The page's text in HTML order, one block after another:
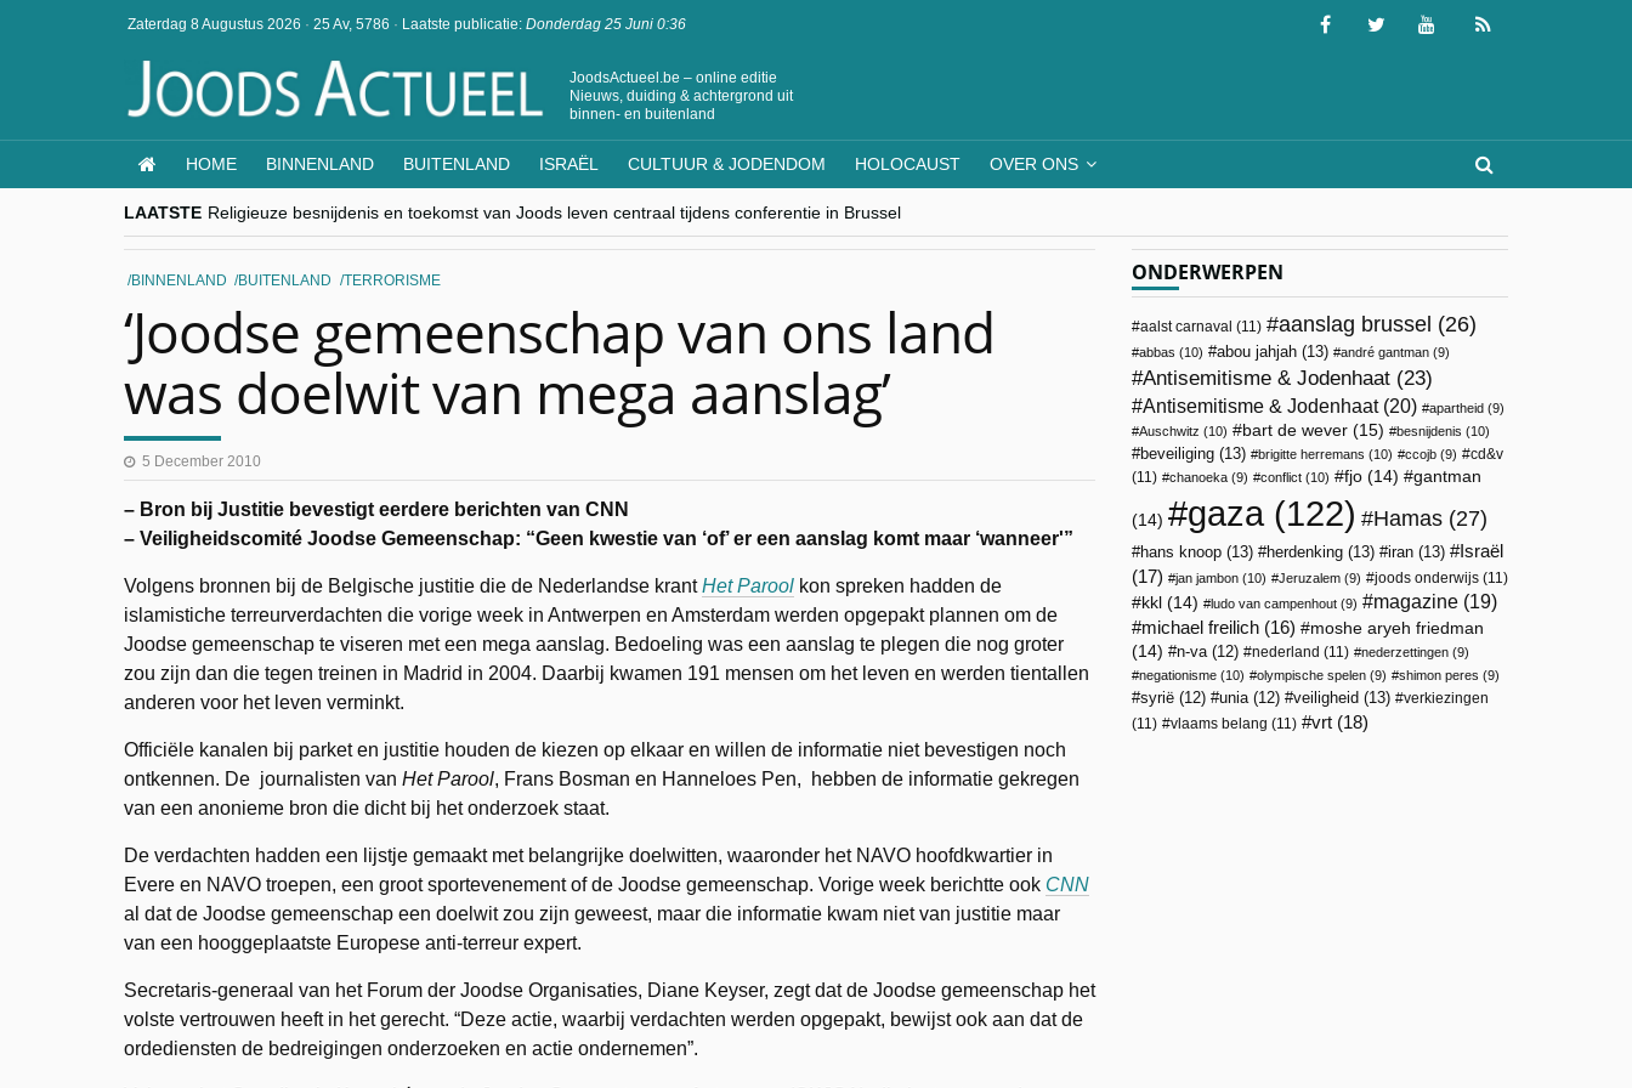
Zaterdag 8 Augustus 2026 · 25 Av, 5786 · Laatste publicatie: Donderdag 25 Juni 0:36
JoodsActueel.be – online editie
Nieuws, duiding & achtergrond uit
binnen- en buitenland
HOME BINNENLAND BUITENLAND ISRAËL CULTUUR & JODENDOM HOLOCAUST OVER ONS
LAATSTE Religieuze besnijdenis en toekomst van Joods leven centraal tijdens conferentie in Brussel
“Besnijdenisdebat toont hoe moeilijk seculiere Westen minderheden begrijpt”, Jinnih Beels (Vooruit)
CITYTRIP | ROEMENIË – Boekarest: de verrassing van Oost-Europa
“Vandaag zit elke Jood in België op de beklaagdenbank”
BINNENLAND BUITENLAND TERRORISME
‘Joodse gemeenschap van ons land
was doelwit van mega aanslag’
5 December 2010
– Bron bij Justitie bevestigt eerdere berichten van CNN
– Veiligheidscomité Joodse Gemeenschap: “Geen kwestie van ‘of’ er een aanslag komt maar ‘wanneer'”
Volgens bronnen bij de Belgische justitie die de Nederlandse krantHet Parool kon spreken hadden de
islamistiche terreurverdachten die vorige week in Antwerpen en Amsterdam werden opgepakt plannen om de
Joodse gemeenschap te viseren met een mega aanslag. Bedoeling was een aanslag te plegen die nog groter
zou zijn dan die tegen treinen in Madrid in 2004. Daarbij kwamen 191 mensen om het leven en werden tientallen
anderen voor het leven verminkt.
Officiële kanalen bij parket en justitie houden de kiezen op elkaar en willen de informatie niet bevestigen noch
ontkennen. De journalisten van Het Parool, Frans Bosman en Hanneloes Pen, hebben de informatie gekregen
van een anonieme bron die dicht bij het onderzoek staat.
De verdachten hadden een lijstje gemaakt met belangrijke doelwitten, waaronder het NAVO hoofdkwartier in
Evere en NAVO troepen, een groot sportevenement of de Joodse gemeenschap. Vorige week berichtte ook CNN
al dat de Joodse gemeenschap een doelwit zou zijn geweest, maar die informatie kwam niet van justitie maar
van een hooggeplaatste Europese anti-terreur expert.
Secretaris-generaal van het Forum der Joodse Organisaties, Diane Keyser, zegt dat de Joodse gemeenschap het
volste vertrouwen heeft in het gerecht. “Deze actie, waarbij verdachten werden opgepakt, bewijst ook aan dat de
ordediensten de bedreigingen onderzoeken en actie ondernemen”.
ONDERWERPEN
aalst carnaval (11) aanslag brussel (26)
abbas (10) abou jahjah (13) andré gantman (9)
Antisemitisme & Jodenhaat (23)
Antisemitisme & Jodenhaat(20) apartheid (9)
Auschwitz (10) bart de wever (15) besnijdenis (10)
beveiliging (13) brigitte herremans (10) ccojb (9)
cd&v
(11)
chanoeka (9) conflict (10) fjo (14) gantman
(14) gaza(122) Hamas (27)
hans knoop (13) herdenking (13) iran (13)
Israël
(17)
jan jambon (10) Jeruzalem (9) joods onderwijs (11)
kkl (14) ludo van campenhout (9) magazine (19)
michael freilich (16)
moshe aryeh friedman
(14)
n-va(12) nederland (11) nederzettingen (9)
negationisme (10) olympische spelen (9) shimon peres (9)
syrië (12) unia(12) veiligheid (13)
verkiezingen
(11)
vlaams belang (11) vrt (18)